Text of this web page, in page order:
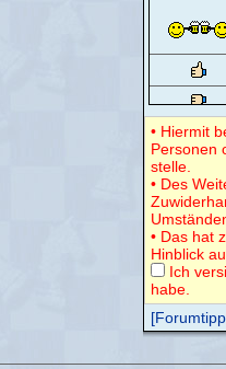
• Hiermit
Personen
stelle.
• Des
• Das hat
Hinblick
Ich
habe.